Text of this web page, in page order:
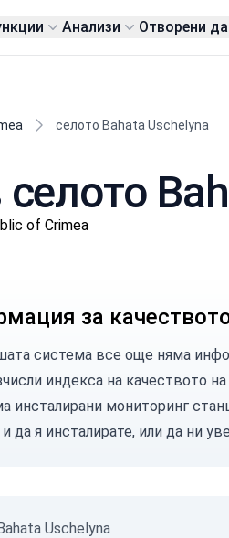
Анализи Отворени
селото Bahata Uschelyna
of Crimea
за
система все още няма
индекса на качеството
инсталирани мониторинг
да я инсталирате, или да ни
Uschelyna